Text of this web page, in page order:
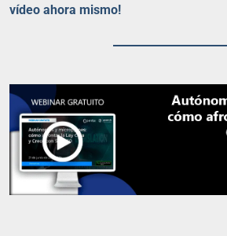
vídeo ahora mismo!